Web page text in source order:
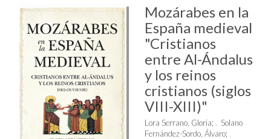
Mozárabes en la
España medieval
"Cristianos
entre Al-Ándalus
y los reinos
cristianos (siglos
VIII-XIII)"
Lora Serrano, Gloria;
Solano
Fernández-Sordo, Álvaro;